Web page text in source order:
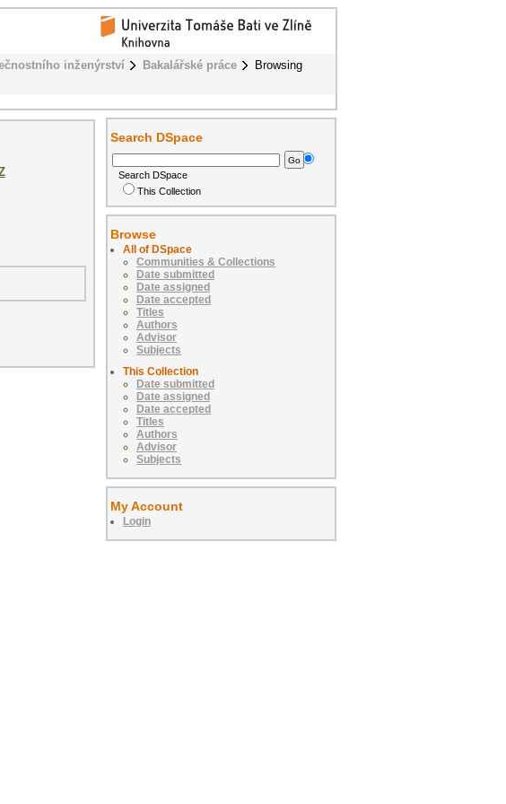
inženýrství Bakalářské práce
Browsing
Search DSpace
Search DSpace
This Collection
Browse
All of DSpace
Communities & Collections
Date submitted
Date assigned
Date accepted
Titles
Authors
Advisor
Subjects
This Collection
Date submitted
Date assigned
Date accepted
Titles
Authors
Advisor
Subjects
My Account
Login